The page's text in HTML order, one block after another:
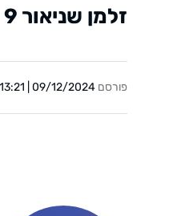
זלמן שניאור 9 – רמת השרון
פורסם 09/12/2024 | 13:21